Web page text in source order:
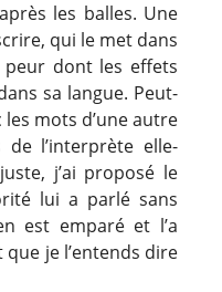
les balles. Une
qui le met dans
dont les effets
sa langue. Peut-
mots d’une autre
de l’interprète elle-
j’ai proposé le
lui a parlé sans
est emparé et l’a
je l’entends dire